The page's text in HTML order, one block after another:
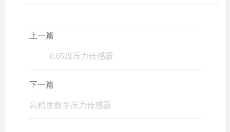
上一篇
0.05级压力传感器
下一篇
高精度数字压力传感器